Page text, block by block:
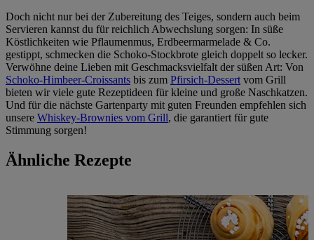
Doch nicht nur bei der Zubereitung des Teiges, sondern auch beim
Servieren kannst du für reichlich Abwechslung sorgen: In süße
Köstlichkeiten wie Pflaumenmus, Erdbeermarmelade & Co.
gestippt, schmecken die Schoko-Stockbrote gleich doppelt so lecker.
Verwöhne deine Lieben mit Geschmacksvielfalt der süßen Art: Von
Schoko-Himbeer-Croissants bis zum Pfirsich-Dessertvom Grill
bieten wir viele gute Rezeptideen für kleine und große Naschkatzen.
Und für die nächste Gartenparty mit guten Freunden empfehlen sich
unsere Whiskey-Brownies vom Grill, die garantiert für gute
Stimmung sorgen!
Ähnliche Rezepte